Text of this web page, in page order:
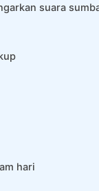
suara
hari